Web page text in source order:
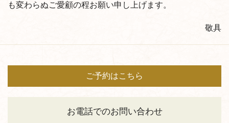
も変わらぬご愛顧の程お願い申し上げます。
敬具
ご予約はこちら
お電話でのお問い合わせ